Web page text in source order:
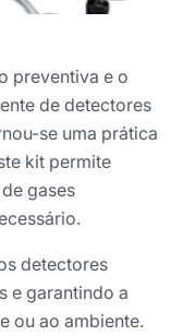
preventiva e o
de detectores
se uma prática
kit permite
gases
detectores
e garantindo a
ou ao ambiente.